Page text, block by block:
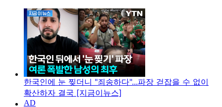
한국인에 눈 찢더니 "죄송하다"...파장 걷잡을 수 없이
확산하자 결국 [지금이뉴스]